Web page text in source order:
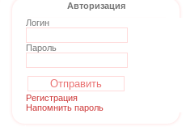
Авторизация
Логин
Пароль
Регистрация
Напомнить пароль